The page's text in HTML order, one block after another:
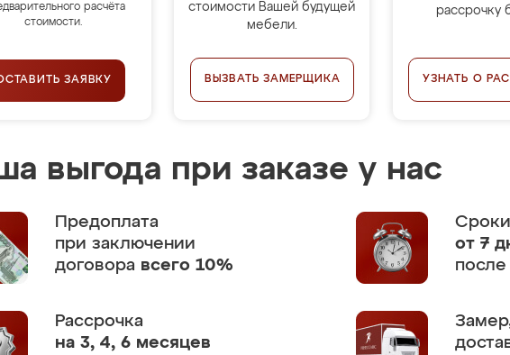
расчёта
стоимости.
ЗАЯВКУ
стоимости Вашей будущей
мебели.
ВЫЗВАТЬ ЗАМЕРЩИКА
рассрочку
УЗНАТЬ О
выгода при заказе у нас
Предоплата
при заключении
договора всего 10%
Сроки
от 7
Рассрочка
на 3, 4, 6 месяцев